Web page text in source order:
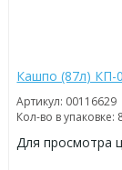
Кашпо (87л) КП-
Артикул: 00116629
Кол-во в упаковке:
Для просмотра